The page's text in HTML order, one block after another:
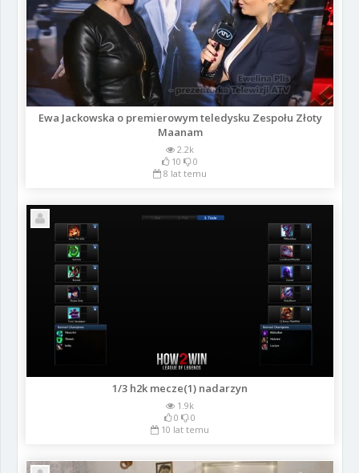
Ewa Jackowska o premierowym teledysku Zespołu Złoty
Maanam
2.2k
10
0
8 lat temu
1/3 h2k mecze(1) nadarzyn
1.9k
0
0
10 lat temu